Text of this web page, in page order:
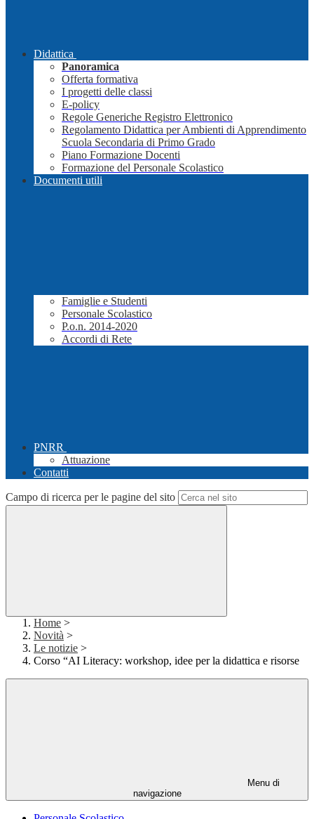
Didattica
Panoramica
Offerta formativa
I progetti delle classi
E-policy
Regole Generiche Registro Elettronico
Regolamento Didattica per Ambienti di Apprendimento
Scuola Secondaria di Primo Grado
Piano Formazione Docenti
Formazione del Personale Scolastico
Documenti utili
Famiglie e Studenti
Personale Scolastico
P.o.n. 2014-2020
Accordi di Rete
PNRR
Attuazione
Contatti
Campo di ricerca per le pagine del sito
Home >
Novità >
Le notizie >
Corso “AI Literacy: workshop, idee per la didattica e risorse
Menu di
navigazione